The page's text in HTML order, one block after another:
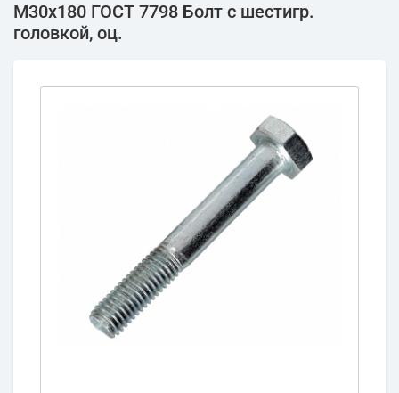
М30х180 ГОСТ 7798 Болт с шестигр.
головкой, оц.